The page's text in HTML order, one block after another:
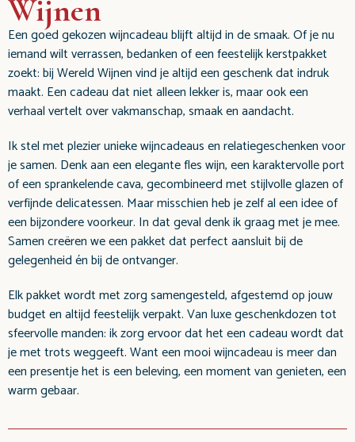
Wijnen
Een goed gekozen wijncadeau blijft altijd in de smaak. Of je nu
iemand wilt verrassen, bedanken of een feestelijk kerstpakket
zoekt: bij Wereld Wijnen vind je altijd een geschenk dat indruk
maakt. Een cadeau dat niet alleen lekker is, maar ook een
verhaal vertelt over vakmanschap, smaak en aandacht.
Ik stel met plezier unieke wijncadeaus en relatiegeschenken voor
je samen. Denk aan een elegante fles wijn, een karaktervolle port
of een sprankelende cava, gecombineerd met stijlvolle glazen of
verfijnde delicatessen. Maar misschien heb je zelf al een idee of
een bijzondere voorkeur. In dat geval denk ik graag met je mee.
Samen creëren we een pakket dat perfect aansluit bij de
gelegenheid én bij de ontvanger.
Elk pakket wordt met zorg samengesteld, afgestemd op jouw
budget en altijd feestelijk verpakt. Van luxe geschenkdozen tot
sfeervolle manden: ik zorg ervoor dat het een cadeau wordt dat
je met trots weggeeft. Want een mooi wijncadeau is meer dan
een presentje het is een beleving, een moment van genieten, een
warm gebaar.